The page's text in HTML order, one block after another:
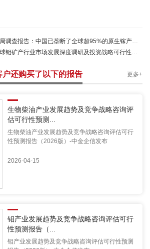
报告：中国已垄断了全球超95%的原生镓产量-中金企信发布
矿产行业市场发展深度调研及投资战略可行性预测报告
还购买了以下的报告 更多+
生物柴油产业发展趋势及竞争战略咨询评
估可行性预测...
生物柴油产业发展趋势及竞争战略咨询评估可行
性预测报告（2026版）-中金企信发布
2026-04-15
钼产业发展趋势及竞争战略咨询评估可行
性预测报告（...
钼产业发展趋势及竞争战略咨询评估可行性预测